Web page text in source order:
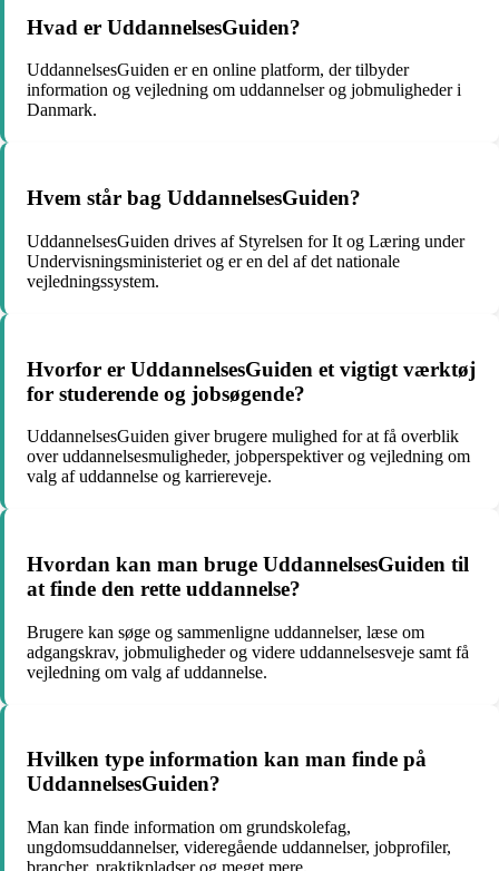
Hvad er UddannelsesGuiden?
UddannelsesGuiden er en online platform, der tilbyder
information og vejledning om uddannelser og jobmuligheder i
Danmark.
Hvem står bag UddannelsesGuiden?
UddannelsesGuiden drives af Styrelsen for It og Læring under
Undervisningsministeriet og er en del af det nationale
vejledningssystem.
Hvorfor er UddannelsesGuiden et vigtigt værktøj
for studerende og jobsøgende?
UddannelsesGuiden giver brugere mulighed for at få overblik
over uddannelsesmuligheder, jobperspektiver og vejledning om
valg af uddannelse og karriereveje.
Hvordan kan man bruge UddannelsesGuiden til
at finde den rette uddannelse?
Brugere kan søge og sammenligne uddannelser, læse om
adgangskrav, jobmuligheder og videre uddannelsesveje samt få
vejledning om valg af uddannelse.
Hvilken type information kan man finde på
UddannelsesGuiden?
Man kan finde information om grundskolefag,
ungdomsuddannelser, videregående uddannelser, jobprofiler,
brancher, praktikpladser og meget mere.